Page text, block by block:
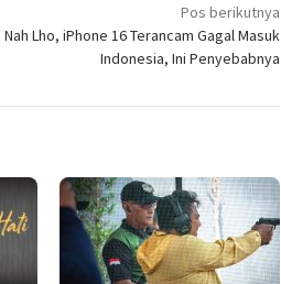
Pos berikutnya
Nah Lho, iPhone 16 Terancam Gagal Masuk
Indonesia, Ini Penyebabnya